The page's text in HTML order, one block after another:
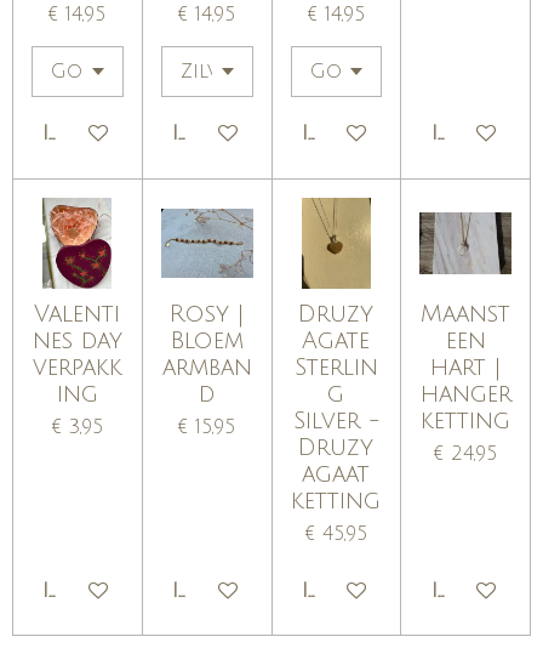
€ 14,95
IN WINKELWAGEN
€ 14,95
IN WINKELWAGEN
€ 14,95
IN WINKELWAGEN
IN
Valenti
nes day
verpakk
ing
€ 3,95
IN WINKELWAGEN
Rosy |
Bloem
armban
d
€ 15,95
IN WINKELWAGEN
Druzy
Agate
Sterlin
g
Silver -
Druzy
agaat
ketting
€ 45,95
IN WINKELWAGEN
Maanst
een
hart |
hanger
ketting
€ 24,95
IN